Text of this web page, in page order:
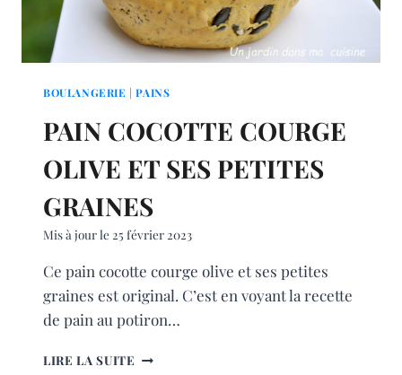
BOULANGERIE |PAINS
PAIN COCOTTE COURGE
OLIVE ET SES PETITES
GRAINES
Mis à jour le 25 février 2023
Ce pain cocotte courge olive et ses petites
graines est original. C’est en voyant la recette
de pain au potiron…
LIRE LA SUITE PAIN